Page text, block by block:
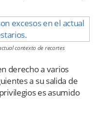
contexto de recortes
derecho a varios
a su salida de
es asumido